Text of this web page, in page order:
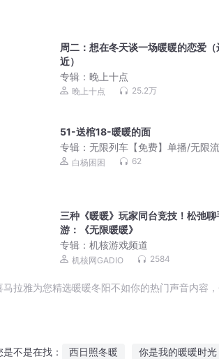
周二：想在冬天谈一场暖暖的恋爱（
近）
专辑： 晚上十点
晚上十点 25.2万
51-送棺18-暖暖的面
专辑： 无限列车【免费】单播/无限
恐怖/女强有CP
白杨困困 62
三种《暖暖》玩家同台竞技！松弛聊
游：《无限暖暖》
专辑： 机核游戏频道
机核网GADIO 2584
马拉雅为您精选暖暖冬阳不如你的热门声音内容
是不是在找： 西日照冬暖 你是我的暖暖时光